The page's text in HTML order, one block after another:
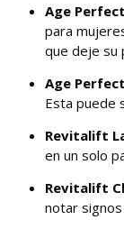
Age
para
que deje su
Age
Esta puede
Revitalift
en un solo
Revitalift
notar